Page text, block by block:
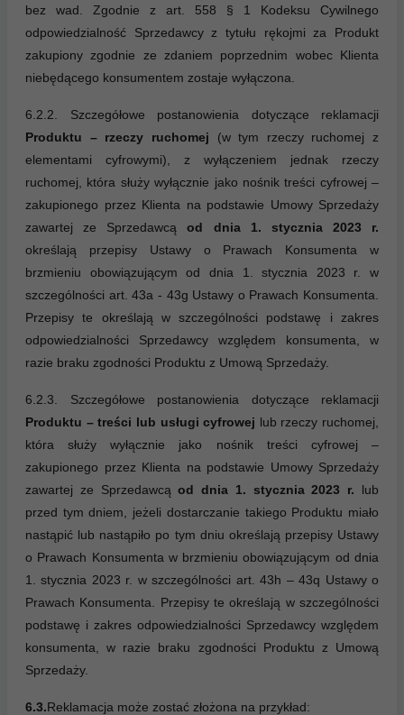
bez wad. Zgodnie z art. 558 § 1 Kodeksu Cywilnego
odpowiedzialność Sprzedawcy z tytułu rękojmi za Produkt
zakupiony zgodnie ze zdaniem poprzednim wobec Klienta
niebędącego konsumentem zostaje wyłączona.
6.2.2. Szczegółowe postanowienia dotyczące reklamacji
Produktu – rzeczy ruchomej (w tym rzeczy ruchomej z
elementami cyfrowymi), z wyłączeniem jednak rzeczy
ruchomej, która służy wyłącznie jako nośnik treści cyfrowej –
zakupionego przez Klienta na podstawie Umowy Sprzedaży
zawartej ze Sprzedawcąod dnia 1. stycznia 2023 r.
określają przepisy Ustawy o Prawach Konsumenta w
brzmieniu obowiązującym od dnia 1. stycznia 2023 r. w
szczególności art. 43a - 43g Ustawy o Prawach Konsumenta.
Przepisy te określają w szczególności podstawę i zakres
odpowiedzialności Sprzedawcy względem konsumenta, w
razie braku zgodności Produktu z Umową Sprzedaży.
6.2.3. Szczegółowe postanowienia dotyczące reklamacji
Produktu – treści lub usługi cyfrowej lub rzeczy ruchomej,
która służy wyłącznie jako nośnik treści cyfrowej –
zakupionego przez Klienta na podstawie Umowy Sprzedaży
zawartej ze Sprzedawcąod dnia 1. stycznia 2023 r. lub
przed tym dniem, jeżeli dostarczanie takiego Produktu miało
nastąpić lub nastąpiło po tym dniu określają przepisy Ustawy
o Prawach Konsumenta w brzmieniu obowiązującym od dnia
1. stycznia 2023 r. w szczególności art. 43h – 43q Ustawy o
Prawach Konsumenta. Przepisy te określają w szczególności
podstawę i zakres odpowiedzialności Sprzedawcy względem
konsumenta, w razie braku zgodności Produktu z Umową
Sprzedaży.
6.3.Reklamacja może zostać złożona na przykład: